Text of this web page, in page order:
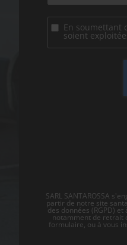
En soumettant
soient
SARL SANTAROSSA
partir de notre site
des données (RGPD)
notamment de retrait
formulaire, ou à vous